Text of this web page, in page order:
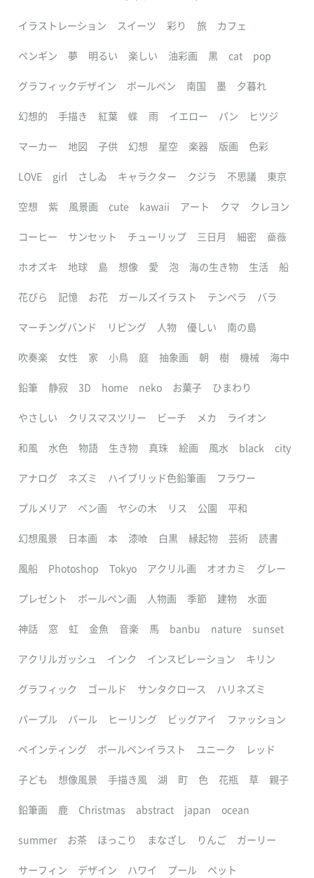
イラストレーション スイーツ 彩り 旅 カフェ
ペンギン 夢 明るい 楽しい 油彩画 黒 cat pop
グラフィックデザイン ボールペン 南国 墨 夕暮れ
幻想的 手描き 紅葉 蝶 雨 イエロー パン ヒツジ
マーカー 地図 子供 幻想 星空 楽器 版画 色彩
LOVE girl さしゐ キャラクター クジラ 不思議 東京
空想 紫 風景画 cute kawaii アート クマ クレヨン
コーヒー サンセット チューリップ 三日月 細密 薔薇
ホオズキ 地球 島 想像 愛 泡 海の生き物 生活 船
花びら 記憶 お花 ガールズイラスト テンペラ バラ
マーチングバンド リビング 人物 優しい 南の島
吹奏楽 女性 家 小鳥 庭 抽象画 朝 樹 機械 海中
鉛筆 静寂 3D home neko お菓子 ひまわり
やさしい クリスマスツリー ビーチ メカ ライオン
和風 水色 物語 生き物 真珠 絵画 風水 black city
アナログ ネズミ ハイブリッド色鉛筆画 フラワー
プルメリア ペン画 ヤシの木 リス 公園 平和
幻想風景 日本画 本 漆喰 白黒 縁起物 芸術 読書
風船 Photoshop Tokyo アクリル画 オオカミ グレー
プレゼント ボールペン画 人物画 季節 建物 水面
神話 窓 虹 金魚 音楽 馬 banbu nature sunset
アクリルガッシュ インク インスピレーション キリン
グラフィック ゴールド サンタクロース ハリネズミ
パープル パール ヒーリング ビッグアイ ファッション
ペインティング ボールペンイラスト ユニーク レッド
子ども 想像風景 手描き風 湖 町 色 花瓶 草 親子
鉛筆画 鹿 Christmas abstract japan ocean
summer お茶 ほっこり まなざし りんご ガーリー
サーフィン デザイン ハワイ プール ペット